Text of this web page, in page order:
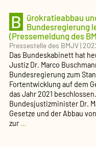
B
ürokratieabbau
Bundesregierung
(Pressemeldung des
Pressestelle des BMJV|
Das Bundeskabinett hat
Justiz Dr. Marco
Bundesregierung zum
Fortentwicklung auf dem
das Jahr 2021
Bundesjustizminister Dr.
Gesetze und der Abbau
zur …